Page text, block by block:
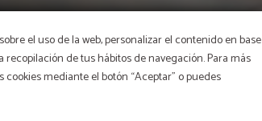
el uso de la web, personalizar el contenido en base
de tus hábitos de navegación. Para más
mediante el botón “Aceptar” o puedes
OFERTÓN